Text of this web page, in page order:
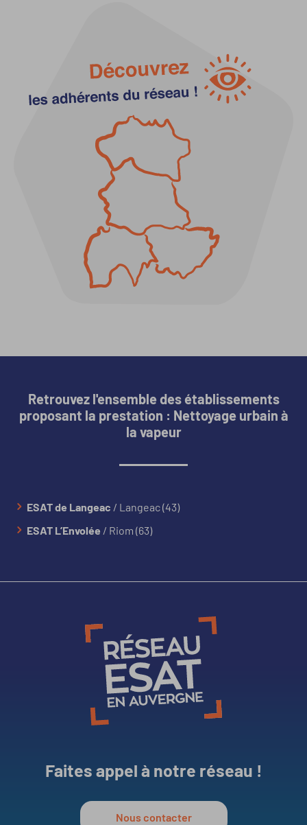
Retrouvez l'ensemble des établissements
proposant la prestation : Nettoyage urbain à
la vapeur
ESAT de Langeac / Langeac (43)
ESAT L’Envolée / Riom (63)
Faites appel à notre réseau !
Nous contacter